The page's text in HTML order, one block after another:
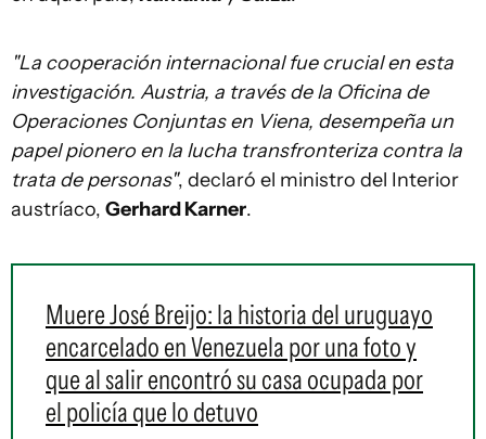
"La cooperación internacional fue crucial en esta
investigación. Austria, a través de la Oficina de
Operaciones Conjuntas en Viena, desempeña un
papel pionero en la lucha transfronteriza contra la
trata de personas", declaró el ministro del Interior
austríaco, Gerhard Karner.
Muere José Breijo: la historia del uruguayo
encarcelado en Venezuela por una foto y
que al salir encontró su casa ocupada por
el policía que lo detuvo